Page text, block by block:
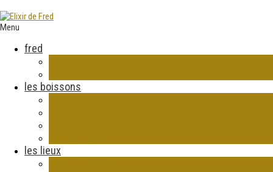
Menu
fred
les boissons
les lieux